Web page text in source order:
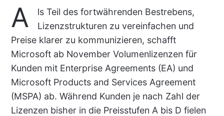
A
ls Teil des fortwährenden Bestrebens,
Lizenzstrukturen zu vereinfachen und
Preise klarer zu kommunizieren, schafft
Microsoft ab November Volumenlizenzen für
Kunden mit Enterprise Agreements (EA) und
Microsoft Products and Services Agreement
(MSPA) ab. Während Kunden je nach Zahl der
Lizenzen bisher in die Preisstufen A bis D fielen